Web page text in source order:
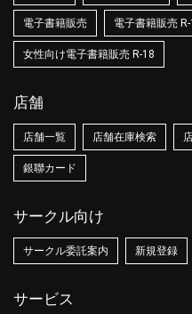
電子書籍販売 電子書籍販売
女性向け電子書籍販売 R-18
店舗
店舗一覧 店舗在庫検索
銀聯カード
サークル向け
サークル委託案内 新規登録
サービス